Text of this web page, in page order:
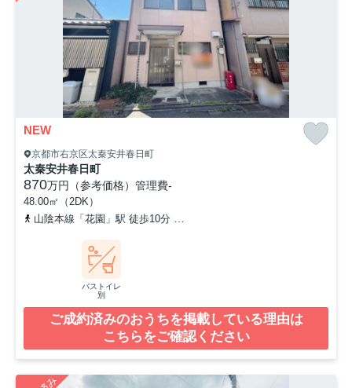
NEW
京都市右京区太秦安井春日町
太秦安井春日町
870万円（参考価格） 管理費-
48.00㎡（2DK）
山陰本線「花園」駅 徒歩10分
バストイレ
別
ご成約済みのおうちを掲載している理由は
こちらをご確認ください